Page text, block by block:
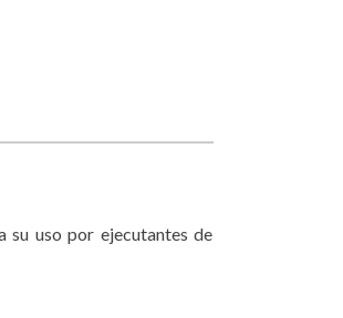
su uso por ejecutantes de